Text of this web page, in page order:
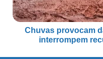
Chuvas provocam
interrompem